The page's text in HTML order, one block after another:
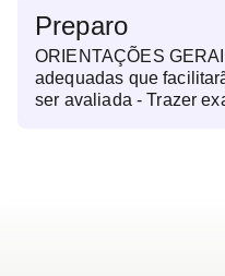
Preparo
ORIENTAÇÕES
adequadas que
ser avaliada - Trazer